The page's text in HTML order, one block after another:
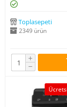
Toplasepeti
2349 ürün
+
−